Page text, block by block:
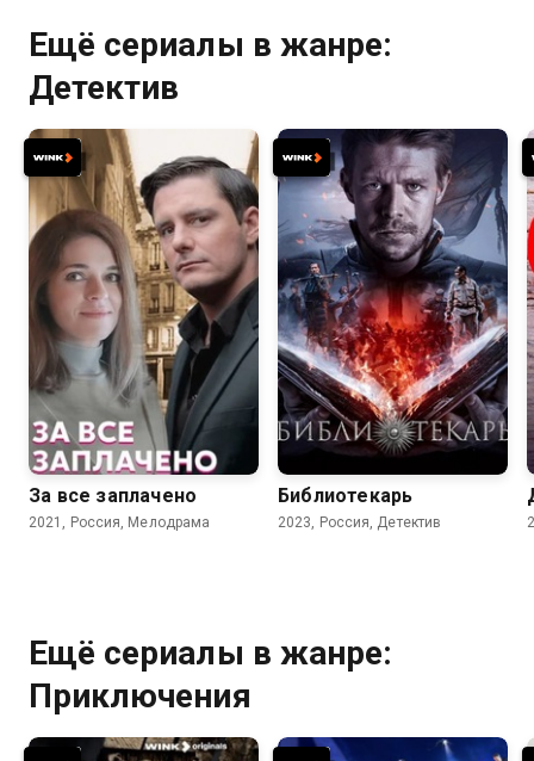
Ещё сериалы в жанре:
Детектив
7.0
За все заплачено
2021, Россия, Мелодрама
7.5
Библиотекарь
2023, Россия, Детектив
Ещё сериалы в жанре:
Приключения